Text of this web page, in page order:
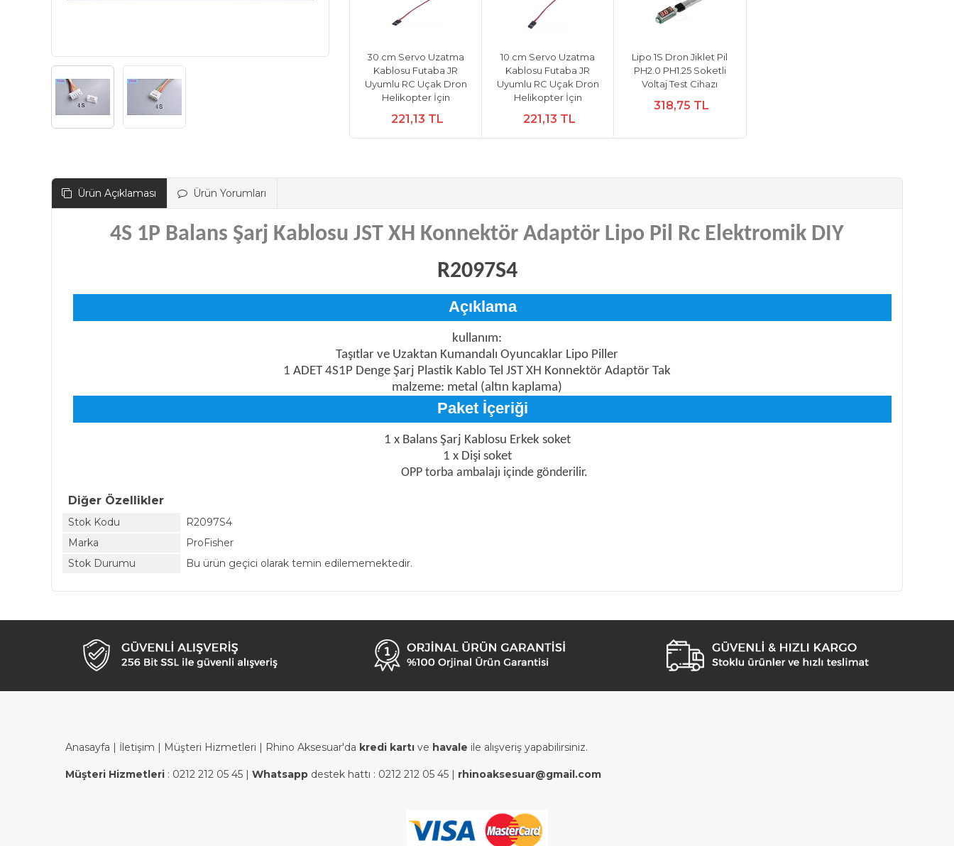
30 cm Servo Uzatma
Kablosu Futaba JR
Uyumlu RC Uçak Dron
Helikopter İçin
221,13 TL
10 cm Servo Uzatma
Kablosu Futaba JR
Uyumlu RC Uçak Dron
Helikopter İçin
221,13 TL
Lipo 1S Dron Jiklet Pil
PH2.0 PH1.25 Soketli
Voltaj Test Cihazı
318,75 TL
Ürün Açıklaması Ürün Yorumları
4S 1P Balans Şarj Kablosu JST XH Konnektör Adaptör Lipo Pil Rc Elektromik DIY
R2097S4
Açıklama
kullanım:
Taşıtlar ve Uzaktan Kumandalı Oyuncaklar Lipo Piller
1 ADET 4S1P Denge Şarj Plastik Kablo Tel JST XH Konnektör Adaptör Tak
malzeme: metal (altın kaplama)
Paket İçeriği
1 x Balans Şarj Kablosu Erkek soket
1 x Dişi soket
OPP torba ambalajı içinde gönderilir.
Diğer Özellikler
Stok Kodu
R2097S4
Marka
ProFisher
Stok Durumu
Bu ürün geçici olarak temin edilememektedir.
Anasayfa | İletişim | Müşteri Hizmetleri | Rhino Aksesuar'da kredi kartı ve havale ile alışveriş yapabilirsiniz.
Müşteri Hizmetleri : 0212 212 05 45 | Whatsapp destek hattı : 0212 212 05 45 | rhinoaksesuar@gmail.com